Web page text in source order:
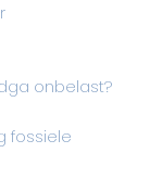
onbelast?
fossiele